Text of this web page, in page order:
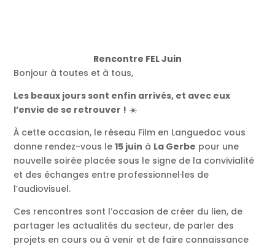
Rencontre FEL Juin
Bonjour à toutes et à tous,
Les beaux jours sont enfin arrivés, et avec eux
l’envie de se retrouver ! ☀️
À cette occasion, le réseau Film en Languedoc vous
donne rendez-vous le15 juin à La Gerbe pour une
nouvelle soirée placée sous le signe de la convivialité
et des échanges entre professionnel·les de
l’audiovisuel.
Ces rencontres sont l’occasion de créer du lien, de
partager les actualités du secteur, de parler des
projets en cours ou à venir et de faire connaissance